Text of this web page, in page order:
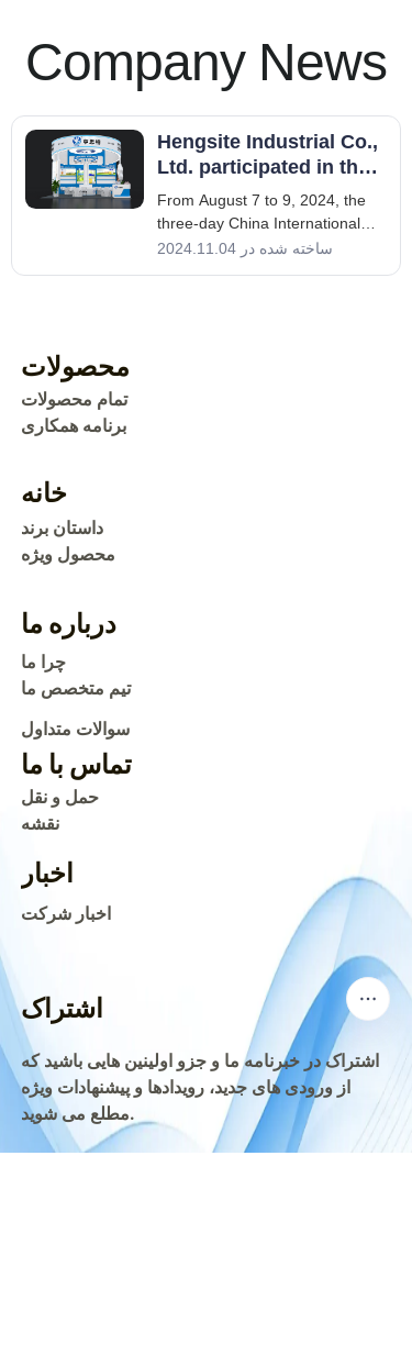
دریافت کرد
Company News
Hengsite Industrial Co.,
Ltd. participated in the
China International
Coatings Show
From August 7 to 9, 2024, the
three-day China International
Coatings Expo slowly came to an
ساخته شده در 2024.11.04
خانه
محصول ویژه
داستان برند
محصولات
تمام محصولات
برنامه همکاری
درباره ما
چرا ما
تیم متخصص ما
سوالات متداول
تماس با ما
نقشه
حمل و نقل
اخبار
اخبار شرکت
اشتراک
اشتراک در خبرنامه ما و جزو اولینین هایی باشید که
از ورودی های جدید، رویدادها و پیشنهادات ویژه
مطلع می شوید.
FA